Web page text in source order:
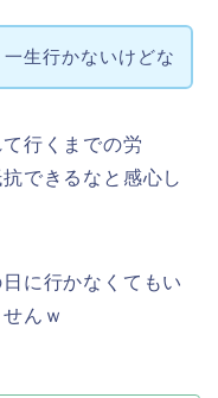
生行かないけどな
行くまでの労
できるなと感心し
に行かなくてもい
んｗ